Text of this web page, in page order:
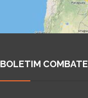
BOLETIM COMBATE